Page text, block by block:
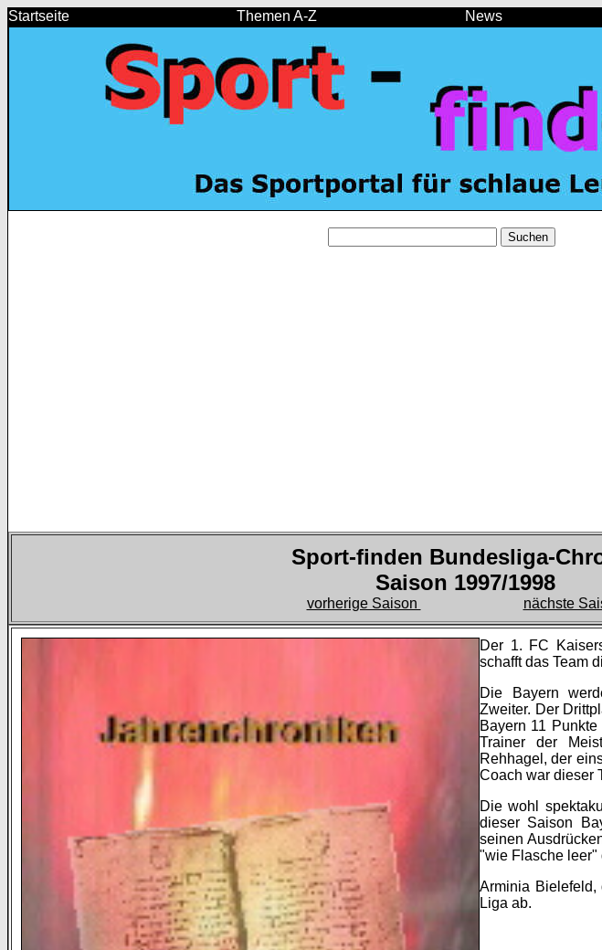
Startseite Themen A-Z News
Suchen
Sport-finden Bundesliga-
Saison 1997/1998
vorherige Saison nächste
Der 1. FC
schafft das Team
Die Bayern
Zweiter. Der
Bayern 11
Trainer der
Rehhagel, der
Coach war dieser
Die wohl
dieser Saison
seinen
"wie Flasche leer"
Arminia
Liga ab.